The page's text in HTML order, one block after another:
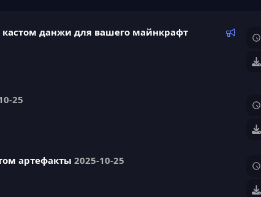
Р
кастом данжи для вашего майнкрафт
25
артефакты 2025-10-25